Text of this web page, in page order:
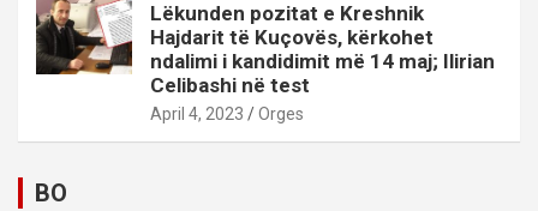
Lëkunden pozitat e Kreshnik
Hajdarit të Kuçovës, kërkohet
ndalimi i kandidimit më 14 maj; Ilirian
Celibashi në test
April 4, 2023 Orges
BO